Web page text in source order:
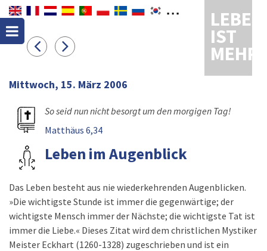
LEBEN
IST
MEHR
Mittwoch, 15. März 2006
So seid nun nicht besorgt um den morgigen Tag!
Matthäus 6,34
Leben im Augenblick
Das Leben besteht aus nie wiederkehrenden Augenblicken.
»Die wichtigste Stunde ist immer die gegenwärtige; der
wichtigste Mensch immer der Nächste; die wichtigste Tat ist
immer die Liebe.« Dieses Zitat wird dem christlichen Mystiker
Meister Eckhart (1260-1328) zugeschrieben und ist ein